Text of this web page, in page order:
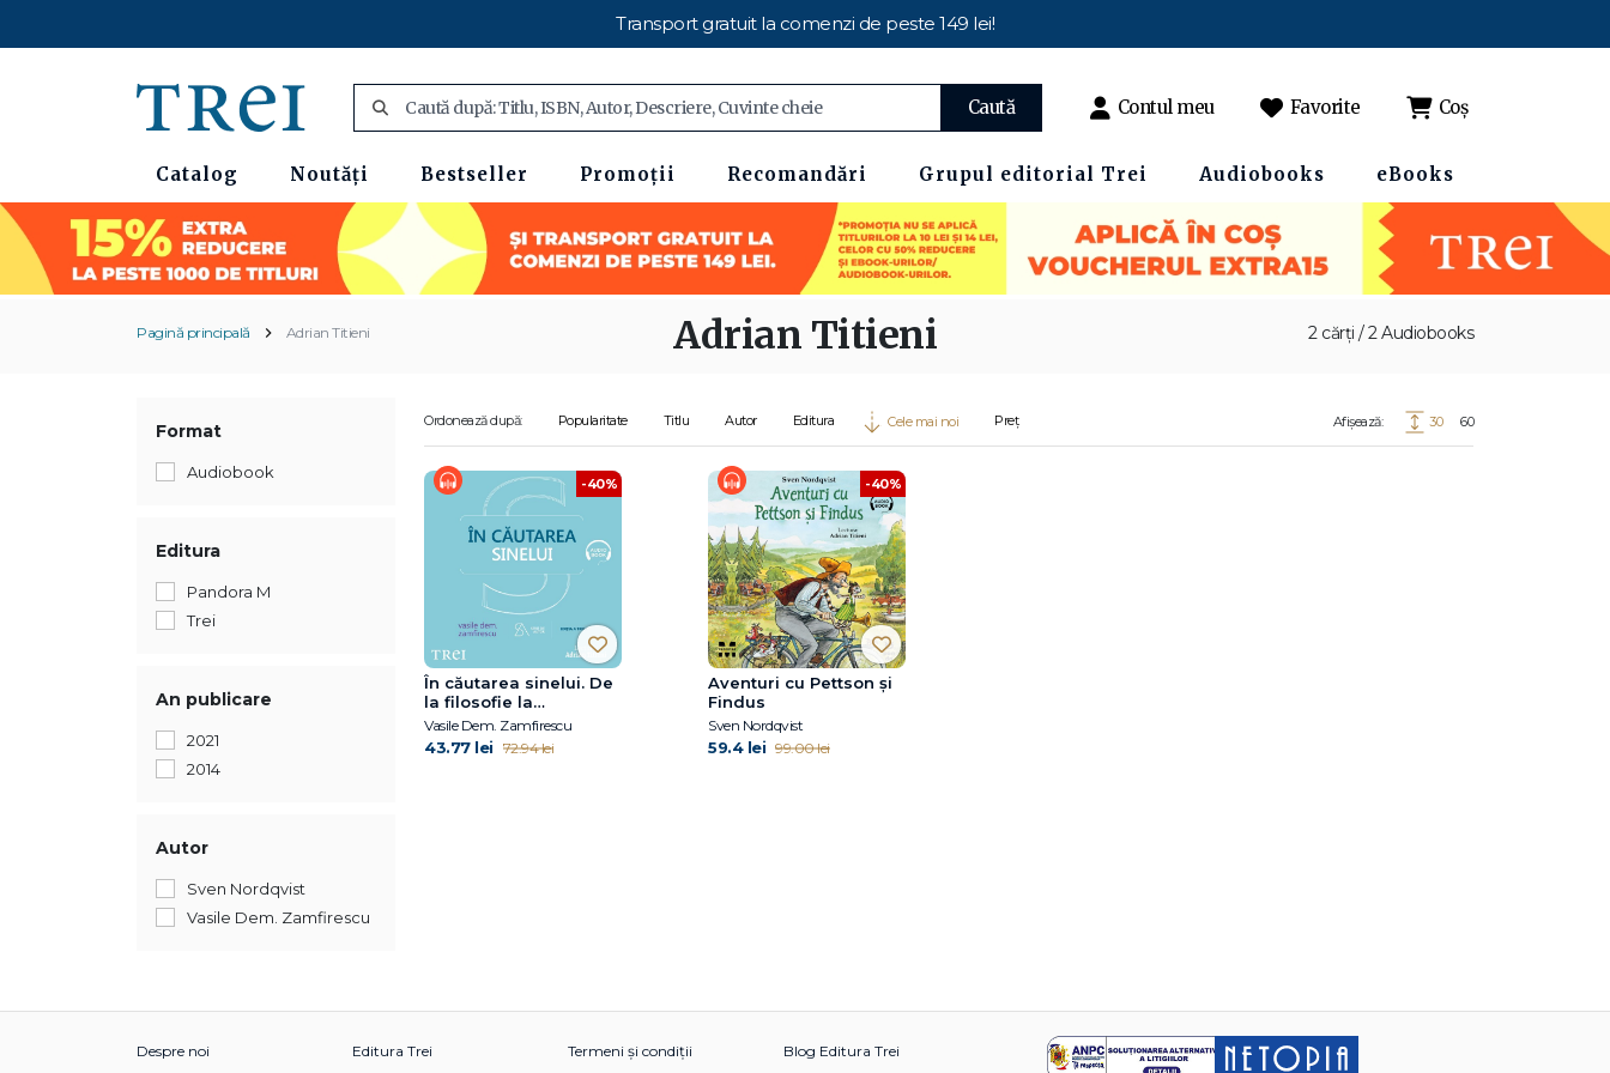
Transport gratuit la comenzi de peste 149 lei!
Caută Contul meu Favorite Coș
Catalog Noutăți Bestseller Promoții Recomandări Grupul editorial Trei Audiobooks eBooks
Pagină principală Adrian Titieni 2 cărți / 2 Audiobooks
Adrian Titieni
Format
Audiobook
Editura
Pandora M
Trei
An publicare
2021
2014
Autor
Sven Nordqvist
Vasile Dem. Zamfirescu
Ordonează după: Popularitate Titlu Autor Editura Cele mai noi Preț Afișează: 30 60
-40%
În căutarea sinelui. De
la filosofie la
psihanaliză în
comunism
Vasile Dem. Zamfirescu
43.77 lei 72.94 lei
-40%
Aventuri cu Pettson și
Findus
Sven Nordqvist
59.4 lei 99.00 lei
Despre noi
Editura Trei
Termeni și condiții
Blog Editura Trei